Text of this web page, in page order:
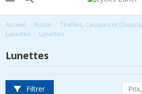
Accueil Route Textiles, Casques et
Lunettes
Lunettes
Lunettes
Filtrer